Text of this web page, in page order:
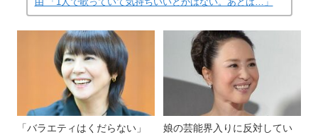
「バラエティはくだらない」
娘の芸能界入りに反対してい